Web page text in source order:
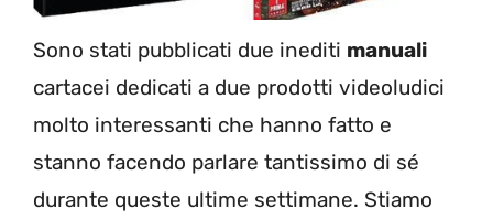
Sono stati pubblicati due inediti manuali
cartacei dedicati a due prodotti videoludici
molto interessanti che hanno fatto e
stanno facendo parlare tantissimo di sé
durante queste ultime settimane. Stiamo